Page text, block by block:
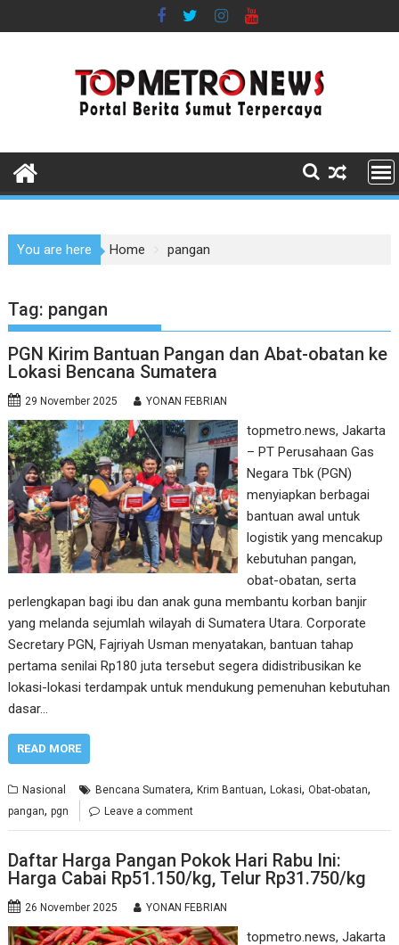
to
You are here Home pangan
Tag: pangan
PGN Kirim Bantuan Pangan dan Abat-obatan ke
Lokasi Bencana Sumatera
29 November 2025 YONAN FEBRIAN
topmetro.news, Jakarta
– PT Perusahaan Gas
Negara Tbk (PGN)
menyiapkan berbagai
bantuan awal untuk
logistik yang mencakup
kebutuhan pangan,
obat-obatan, serta
perlengkapan bagi ibu dan anak guna membantu korban banjir
yang melanda sejumlah wilayah di Sumatera Utara. Corporate
Secretary PGN, Fajriyah Usman menyatakan, bantuan tahap
pertama senilai Rp180 juta tersebut segera didistribusikan ke
lokasi-lokasi terdampak untuk mendukung pemenuhan kebutuhan
dasar…
READ MORE
Nasional Bencana Sumatera,Krim Bantuan,Lokasi,Obat-obatan,
pangan,pgn Leave a comment
Daftar Harga Pangan Pokok Hari Rabu Ini:
Harga Cabai Rp51.150/kg, Telur Rp31.750/kg
26 November 2025 YONAN FEBRIAN
topmetro.news, Jakarta